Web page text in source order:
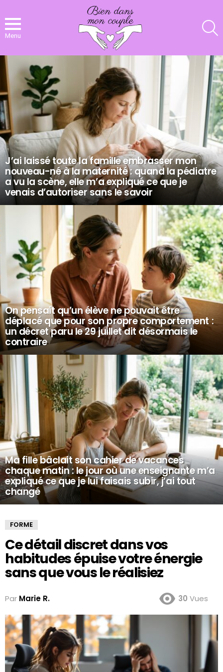
Menu
NOS
DERNIERS
ARTICLES
J’ai laissé toute la famille embrasser mon
nouveau-né à la maternité : quand la pédiatre
a vu la scène, elle m’a expliqué ce que je
venais d’autoriser sans le savoir
On pensait qu’un élève ne pouvait être
déplacé que pour son propre comportement :
un décret paru le 29 juillet dit désormais le
contraire
Ma fille bâclait son cahier de vacances
chaque matin : le jour où une enseignante m’a
expliqué ce que je lui faisais subir, j’ai tout
changé
FORME
Ce détail discret dans vos
habitudes épuise votre énergie
sans que vous le réalisiez
Par Marie R. 30 Vues